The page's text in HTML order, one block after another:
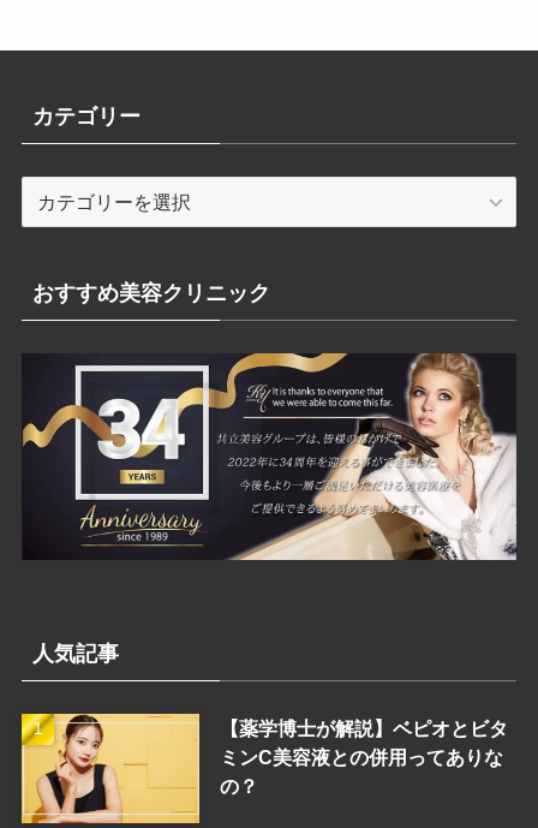
カテゴリー
テ
リ
ー
おすすめ美容クリニック
人気記事
【薬学博士が解説】ベピオとビタ
ミンC美容液との併用ってありな
の？